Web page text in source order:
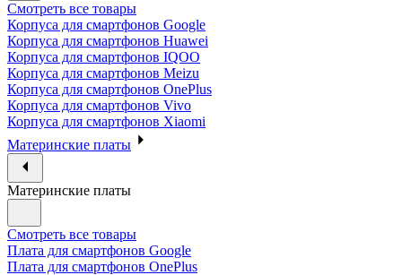
Смотреть все товары
Корпуса для смартфонов Google
Корпуса для смартфонов Huawei
Корпуса для смартфонов IQOO
Корпуса для смартфонов Meizu
Корпуса для смартфонов OnePlus
Корпуса для смартфонов Vivo
Корпуса для смартфонов Xiaomi
Материнские платы
Материнские платы
Смотреть все товары
Плата для смартфонов Google
Плата для смартфонов OnePlus